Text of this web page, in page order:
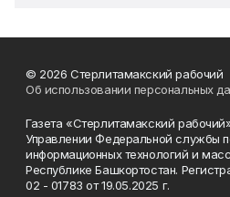
© 2026 Стерлитамакский рабочий
Об использовании персональных
Газета «Стерлитамакский
Управлении Федеральной службы
информационных технологий и
Республике Башкортостан.
02 - 01783 от 19.05.2025 г.